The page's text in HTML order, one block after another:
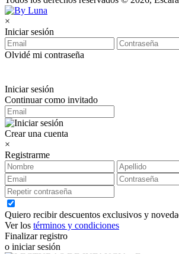
×
Iniciar sesión
Olvidé mi contraseña
Iniciar sesión
Continuar como invitado
Crear una cuenta
×
Registrarme
Quiero recibir descuentos exclusivos y
Ver los términos y condiciones
Finalizar registro
o iniciar sesión